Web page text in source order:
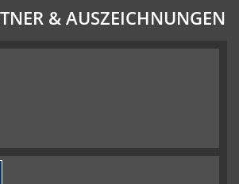
& AUSZEICHNUNGEN